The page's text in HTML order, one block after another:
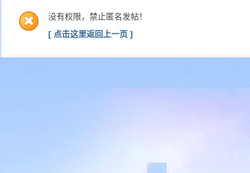
没有权限，禁止匿名发帖！
[ 点击这里返回上一页 ]